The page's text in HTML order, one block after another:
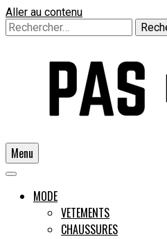
Aller au contenu
Rechercher :
Un guide pour l'homme moderne
Menu
MODE
VETEMENTS
CHAUSSURES